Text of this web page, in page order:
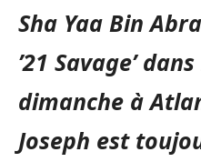
Sha Yaa Bin
’21 Savage’
dimanche à
Joseph est